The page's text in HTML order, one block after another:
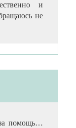
и
не
помощь…